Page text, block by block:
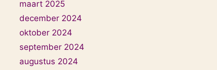
maart 2025
december 2024
oktober 2024
september 2024
augustus 2024